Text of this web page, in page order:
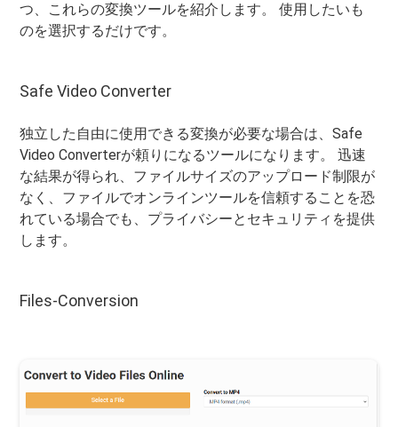
つ、これらの変換ツールを紹介します。 使用したいも
のを選択するだけです。
Safe Video Converter
独立した自由に使用できる変換が必要な場合は、Safe
Video Converterが頼りになるツールになります。 迅速
な結果が得られ、ファイルサイズのアップロード制限が
なく、ファイルでオンラインツールを信頼することを恐
れている場合でも、プライバシーとセキュリティを提供
します。
Files-Conversion